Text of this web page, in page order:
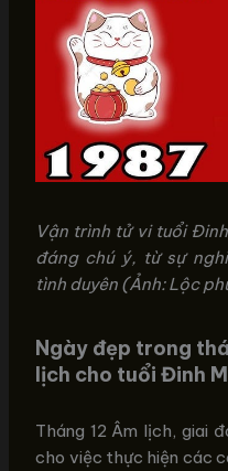
Vận trình tử vi tuổi
đáng chú ý, từ sự
tình duyên (Ảnh: Lộc
Ngày đẹp trong
lịch cho tuổi Đinh
Tháng 12 Âm lịch, giai
cho việc thực hiện các